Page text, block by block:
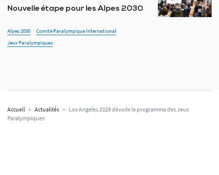
Nouvelle étape pour les Alpes 2030
Alpes 2030
Comité Paralympique International
Jeux Paralympiques
Accueil > Actualités > Los Angeles 2028 dévoile le programme des Jeux
Paralympiques